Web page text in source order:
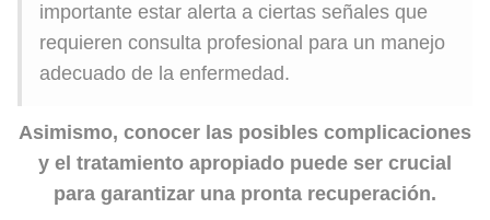
importante estar alerta a ciertas señales que
requieren consulta profesional para un manejo
adecuado de la enfermedad.
Asimismo, conocer las posibles complicaciones
y el tratamiento apropiado puede ser crucial
para garantizar una pronta recuperación.